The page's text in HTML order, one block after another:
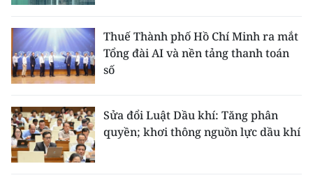
Thuế Thành phố Hồ Chí Minh ra mắt
Tổng đài AI và nền tảng thanh toán
số
Sửa đổi Luật Dầu khí: Tăng phân
quyền; khơi thông nguồn lực dầu khí